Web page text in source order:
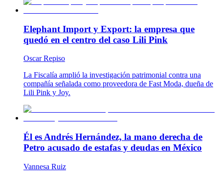
Elephant Import y Export: la empresa que
quedó en el centro del caso Lili Pink
Oscar Repiso
La Fiscalía amplió la investigación patrimonial contra una
compañía señalada como proveedora de Fast Moda, dueña de
Lili Pink y Joy.
Él es Andrés Hernández, la mano derecha de
Petro acusado de estafas y deudas en México
Vannesa Ruiz